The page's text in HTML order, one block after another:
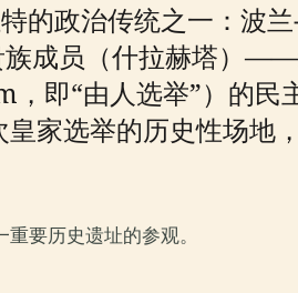
的政治传统之一：波
族成员（什拉赫塔）
即“由人选举”）的民
家选举的历史性场地
要历史遗址的参观。